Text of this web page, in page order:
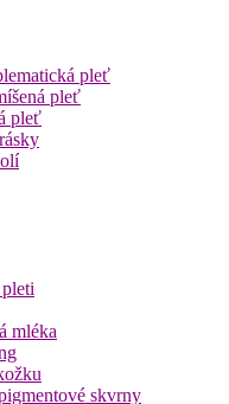
pleť
pleť
pleť
mléka
skvrny